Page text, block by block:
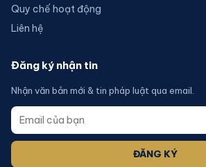
Quy chế hoạt động
Liên hệ
Đăng ký nhận tin
Nhận văn bản mới & tin pháp luật qua email.
ĐĂNG KÝ